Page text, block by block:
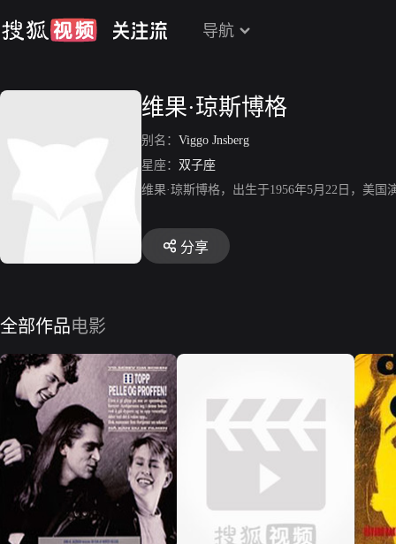
导航
维果·琼斯博格
别名： Viggo Jnsberg
星座： 双子座
维果·琼斯博格，出生于1956年5月22日，美
分享
全部作品电影